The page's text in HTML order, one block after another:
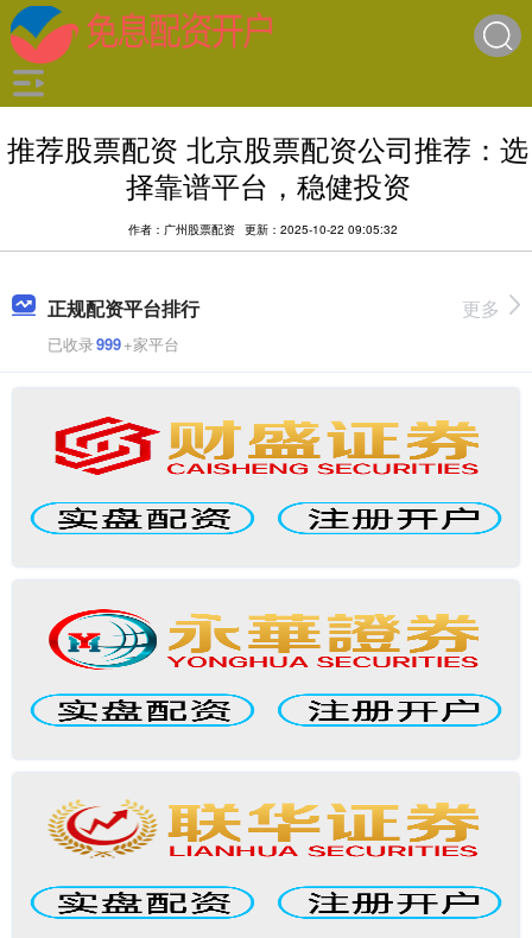
推荐股票配资 北京股票配资公司推荐：选
择靠谱平台，稳健投资
作者：广州股票配资 更新：2025-10-22 09:05:32
正规配资平台排行
已收录999+家平台
更多